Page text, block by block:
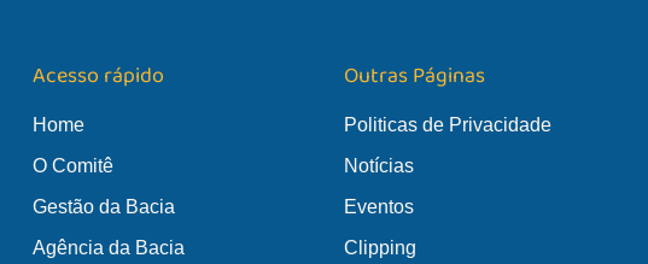
Acesso rápido
Home
O Comitê
Gestão da Bacia
Agência da Bacia
Outras Páginas
Politicas de Privacidade
Notícias
Eventos
Clipping